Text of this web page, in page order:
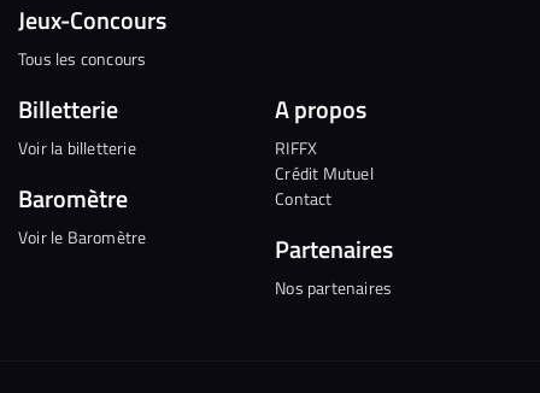
Jeux-Concours
Tous les concours
Billetterie
Voir la billetterie
Baromètre
Voir le Baromètre
A propos
RIFFX
Crédit Mutuel
Contact
Partenaires
Nos partenaires